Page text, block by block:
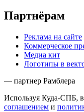
Партнёрам
Реклама на сайте
Коммерческое
Медиа кит
Логотипы в
— партнер Рамблера
Используя Куда-СПБ,
соглашением и